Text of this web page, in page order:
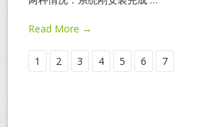
Read More →
1 2 3 4 5 6 7